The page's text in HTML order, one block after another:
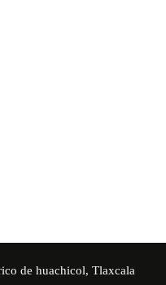
de huachicol, Tlaxcala